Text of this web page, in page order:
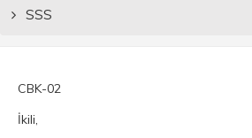
SSS
CBK-02
İkili,